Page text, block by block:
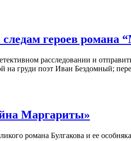
героев романа
расследовании и
на груди поэт Иван Бездомный;
Маргариты»
романа Булгакова и ее